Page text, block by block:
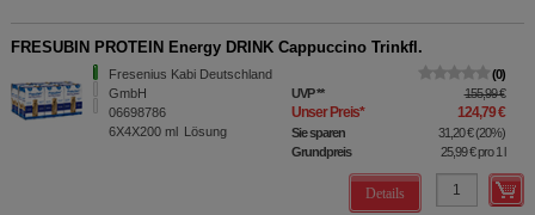
FRESUBIN PROTEIN Energy DRINK Cappuccino Trinkfl.
Fresenius Kabi Deutschland
GmbH
06698786
6X4X200 ml Lösung
0
UVP** 155,99 €
Unser Preis* 124,79 €
Sie sparen 31,20 €(20%)
Grundpreis
25,99 €pro 1 l
Details